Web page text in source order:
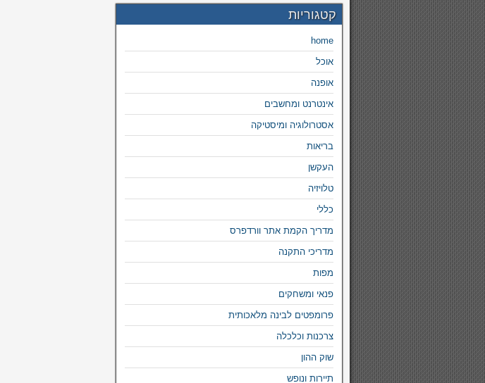
קטגוריות
home
אוכל
אופנה
אינטרנט ומחשבים
אסטרולוגיה ומיסטיקה
בריאות
העקשן
טלויזיה
כללי
מדריך הקמת אתר וורדפרס
מדריכי התקנה
מפות
פנאי ומשחקים
פרומפטים לבינה מלאכותית
צרכנות וכלכלה
שוק ההון
תיירות ונופש